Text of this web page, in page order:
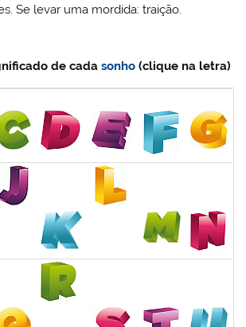
Se levar uma mordida: traição.
de cada sonho (clique na letra)